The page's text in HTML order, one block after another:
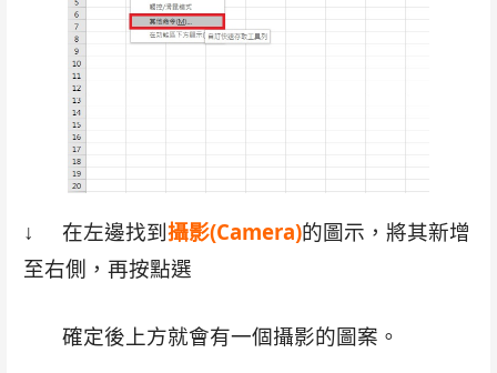
↓ 在左邊找到攝影(Camera)的圖示，將其新增
至右側，再按點選
確定後上方就會有一個攝影的圖案。